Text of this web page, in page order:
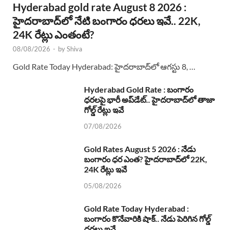
Hyderabad gold rate August 8 2026 :
హైదరాబాద్‌లో నేటి బంగారం ధరలు ఇవే.. 22K,
24K రేట్లు ఎంతంటే?
08/08/2026 - byShiva
Gold Rate Today Hyderabad: హైదరాబాద్‌లో ఆగస్టు 8, …
Hyderabad Gold Rate : బంగారం
ధరలపై భారీ అప్‌డేట్.. హైదరాబాద్‌లో తాజా
గోల్డ్ రేట్లు ఇవే
07/08/2026
Gold Rates August 5 2026 : నేడు
బంగారం ధర ఎంత? హైదరాబాద్‌లో 22K,
24K రేట్లు ఇవే
05/08/2026
Gold Rate Today Hyderabad :
బంగారం కొనేవారికి షాక్.. నేడు పెరిగిన గోల్డ్